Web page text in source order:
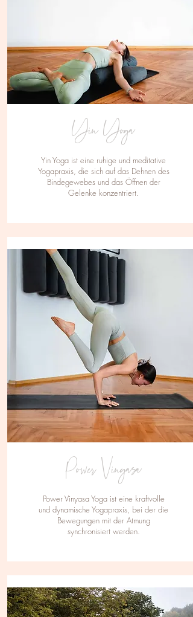
Yin Yoga
Yin Yoga ist eine ruhige und meditative
Yogapraxis, die sich auf das Dehnen des
Bindegewebes und das Öffnen der
Gelenke konzentriert.
Power Vinyasa
Power Vinyasa Yoga ist eine kraftvolle
und dynamische Yogapraxis, bei der die
Bewegungen mit der Atmung
synchronisiert werden.